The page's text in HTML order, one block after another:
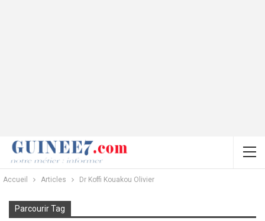
Accueil Articles Dr Koffi Kouakou Olivier
Parcourir Tag